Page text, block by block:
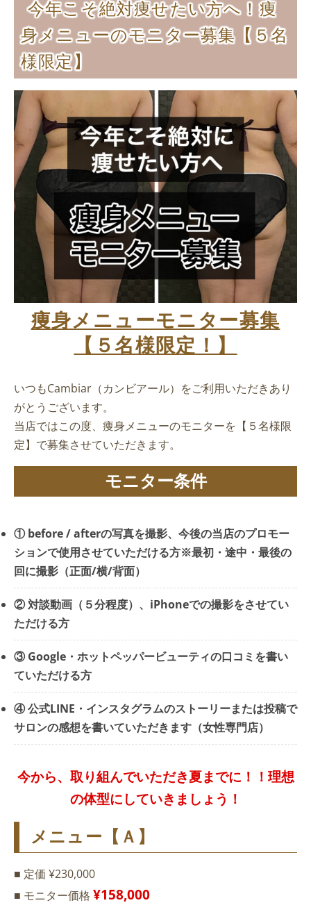
今年こそ絶対痩せたい方へ！痩
身メニューのモニター募集【５名
様限定】
痩身メニューモニター募集
【５名様限定！】
いつもCambiar（カンビアール）をご利用いただきあり
がとうございます。
当店ではこの度、痩身メニューのモニターを【５名様限
定】で募集させていただきます。
モニター条件
① before / afterの写真を撮影、今後の当店のプロモー
ションで使用させていただける方※最初・途中・最後の
回に撮影（正面/横/背面）
② 対談動画（５分程度）、iPhoneでの撮影をさせてい
ただける方
③ Google・ホットペッパービューティの口コミを書い
ていただける方
④ 公式LINE・インスタグラムのストーリーまたは投稿で
サロンの感想を書いていただきます（女性専門店）
今から、取り組んでいただき夏までに！！理想
の体型にしていきましょう！
メニュー【Ａ】
■ 定価 ¥230,000
■ モニター価格 ¥158,000